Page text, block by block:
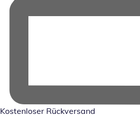
Kostenloser Rückversand